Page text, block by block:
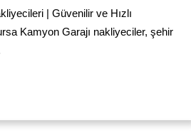
| Güvenilir ve Hızlı
Kamyon Garajı nakliyeciler, şehir